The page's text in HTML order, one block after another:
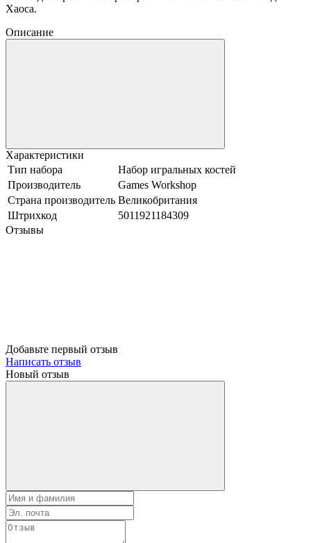
Хаоса.
Описание
Характеристики
Тип набора
Набор игральных костей
Производитель
Games Workshop
Страна производитель Великобритания
Штрихкод
5011921184309
Отзывы
Добавьте первый отзыв
Написать отзыв
Новый отзыв